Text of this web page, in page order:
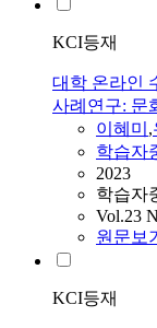
KCI등재
대학 온라인
사례연구: 문
이혜미 ,
학습자
2023
학습자
Vol.23
원문보기
KCI등재